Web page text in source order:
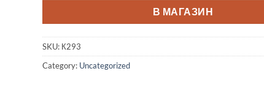
В МАГАЗИН
SKU: К293
Category: Uncategorized